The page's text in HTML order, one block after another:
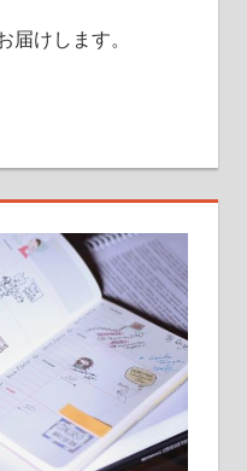
けします。